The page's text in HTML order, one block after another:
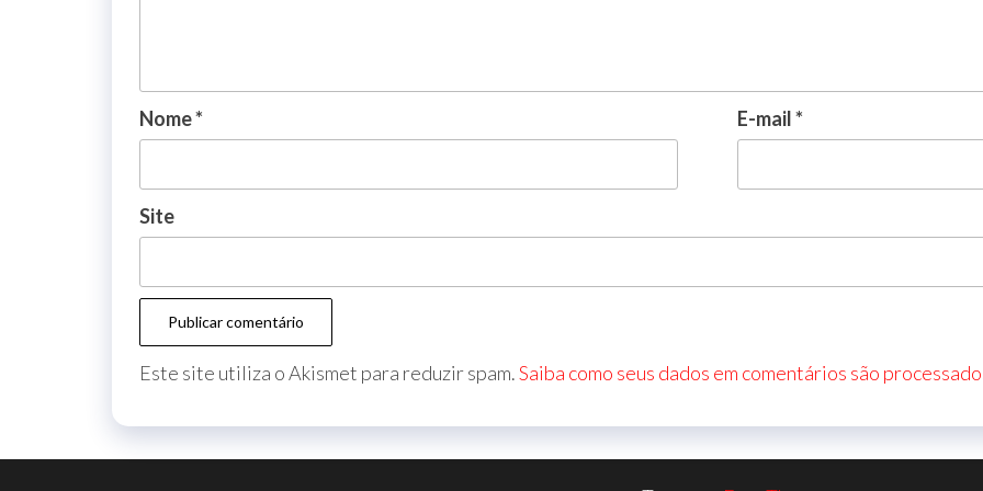
Nome* E-mail*
Site
Este site utiliza o Akismet para reduzir spam.Saiba como seus dados em comentários são